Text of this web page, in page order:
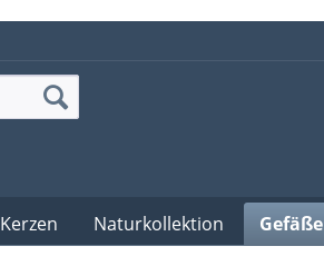
Kerzen Naturkollektion Gefäße